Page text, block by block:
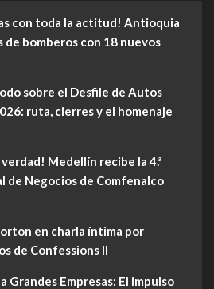
con toda la actitud! Antioquia
bomberos con 18 nuevos
sobre el Desfile de Autos
ruta, cierres y el homenaje
Medellín recibe la 4.ª
de Negocios de Comfenalco
en charla íntima por
de Confessions II
Grandes Empresas: El impulso